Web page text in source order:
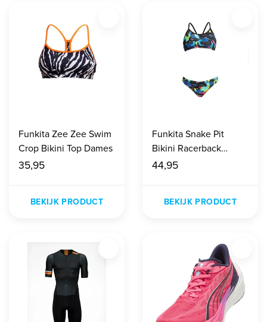
Funkita Zee Zee Swim
Crop Bikini Top Dames
35,95
BEKIJK PRODUCT
Funkita Snake Pit
Bikini Racerback
Meisjes
44,95
BEKIJK PRODUCT